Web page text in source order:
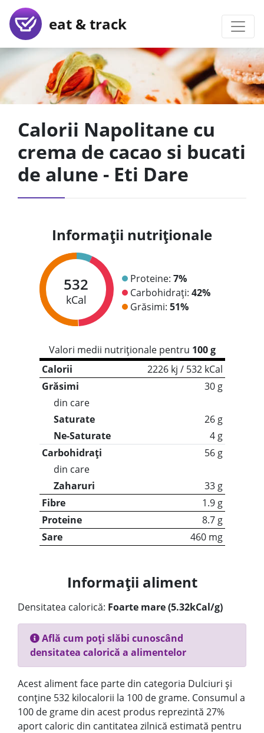
eat & track
Calorii Napolitane cu
crema de cacao si bucati
de alune - Eti Dare
Informații nutriționale
532
kCal
Proteine: 7%
Carbohidrați: 42%
Grăsimi: 51%
Valori medii nutriționale pentru 100 g
Calorii
2226 kj / 532 kCal
Grăsimi
30 g
din care
Saturate
26 g
Ne-Saturate
4 g
Carbohidrați
56 g
din care
Zaharuri
33 g
Fibre
1.9 g
Proteine
8.7 g
Sare
460 mg
Informații aliment
Densitatea calorică: Foarte mare (5.32kCal/g)
Află cum poți slăbi cunoscând
densitatea calorică a alimentelor
Acest aliment face parte din categoria Dulciuri și
conține 532 kilocalorii la 100 de grame. Consumul a
100 de grame din acest produs reprezintă 27%
aport caloric din cantitatea zilnică estimată pentru